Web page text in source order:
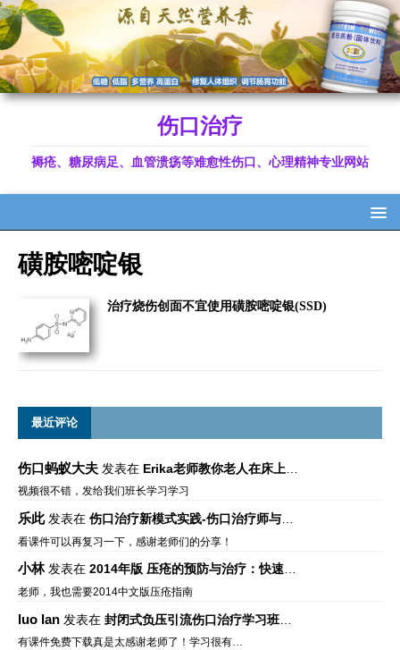
伤口治疗
褥疮、糖尿病足、血管溃疡等难愈性伤口、心理精神专业网站
磺胺嘧啶银
治疗烧伤创面不宜使用磺胺嘧啶银(SSD)
最近评论
伤口蚂蚁大夫 发表在 Erika老师教你老人在床上如何左右翻身
视频很不错，发给我们班长学习学习
乐此发表在 伤口治疗新模式实践-伤口治疗师与伤口专科
看课件可以再复习一下，感谢老师们的分享！
小林发表在 2014年版 压疮的预防与治疗：快速参考指南 – 中文版、英文版、芬兰语版、葡萄牙语版
老师，我也需要2014中文版压疮指南
luo lan 发表在 封闭式负压引流伤口治疗学习班课件资料免费下载
有课件免费下载真是太感谢老师了！学习很有…